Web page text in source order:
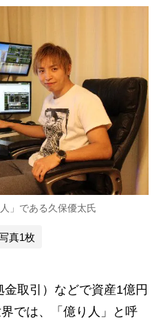
」である久保優太氏
真1枚
取引）などで資産1億円
では、「億り人」と呼